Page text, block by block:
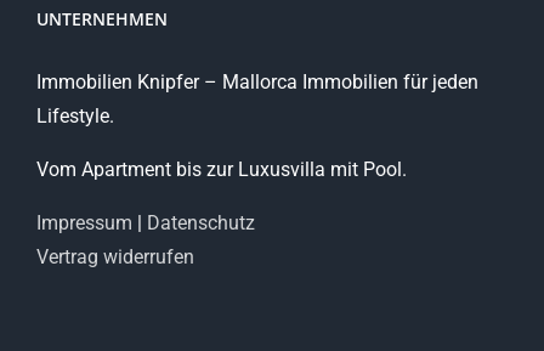
UNTERNEHMEN
Immobilien Knipfer – Mallorca Immobilien für jeden
Lifestyle.
Vom Apartment bis zur Luxusvilla mit Pool.
Impressum | Datenschutz
Vertrag widerrufen